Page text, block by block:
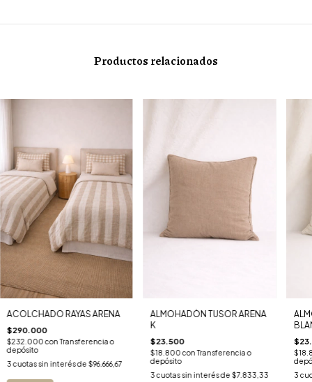
Productos relacionados
ACOLCHADO RAYAS ARENA
$290.000
$232.000con Transferencia o
depósito
3 cuotas sin interés de $96.666,67
ALMOHADÒN TUSOR ARENA
K
$23.500
$18.800con Transferencia o
depósito
3 cuotas sin interés de $7.833,33
3